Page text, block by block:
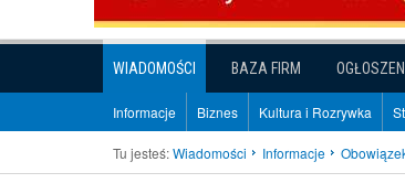
WIADOMOŚCI BAZA FIRM
Informacje Biznes Kultura i Rozrywka
Tu jesteś:Wiadomości Informacje